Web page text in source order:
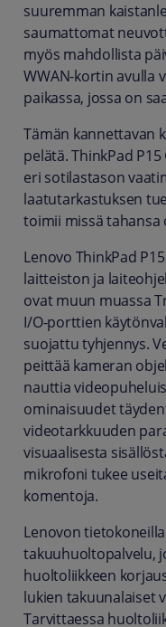
suuremman
saumattomat
myös mahdollista
WWAN-kortin avulla
paikassa, jossa on
Tämän kannettavan
pelätä. ThinkPad
eri sotilastason
laatutarkastuksen
toimii missä tahansa
Lenovo ThinkPad
laitteiston ja
ovat muun muassa
I/O-porttien
suojattu tyhjennys.
peittää kameran
nauttia
ominaisuudet
videotarkkuuden
visuaalisesta
mikrofoni tukee
komentoja.
Lenovon
takuuhuoltopalvelu,
huoltoliikkeen
lukien takuunalaiset
Tarvittaessa